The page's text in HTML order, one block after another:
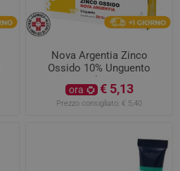
Nova Argentia Zinco
Ossido 10% Unguento
ora € 5,13
Prezzo consigliato: € 5,40